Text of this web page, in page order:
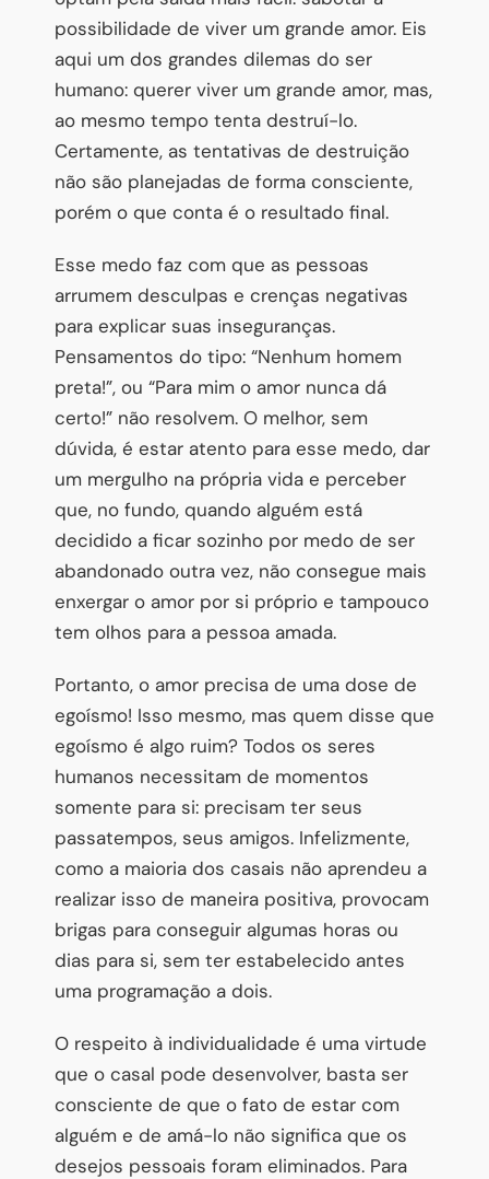
possibilidade de viver um grande amor. Eis
aqui um dos grandes dilemas do ser
humano: querer viver um grande amor, mas,
ao mesmo tempo tenta destruí-lo.
Certamente, as tentativas de destruição
não são planejadas de forma consciente,
porém o que conta é o resultado final.
Esse medo faz com que as pessoas
arrumem desculpas e crenças negativas
para explicar suas inseguranças.
Pensamentos do tipo: “Nenhum homem
preta!”, ou “Para mim o amor nunca dá
certo!” não resolvem. O melhor, sem
dúvida, é estar atento para esse medo, dar
um mergulho na própria vida e perceber
que, no fundo, quando alguém está
decidido a ficar sozinho por medo de ser
abandonado outra vez, não consegue mais
enxergar o amor por si próprio e tampouco
tem olhos para a pessoa amada.
Portanto, o amor precisa de uma dose de
egoísmo! Isso mesmo, mas quem disse que
egoísmo é algo ruim? Todos os seres
humanos necessitam de momentos
somente para si: precisam ter seus
passatempos, seus amigos. Infelizmente,
como a maioria dos casais não aprendeu a
realizar isso de maneira positiva, provocam
brigas para conseguir algumas horas ou
dias para si, sem ter estabelecido antes
uma programação a dois.
O respeito à individualidade é uma virtude
que o casal pode desenvolver, basta ser
consciente de que o fato de estar com
alguém e de amá-lo não significa que os
desejos pessoais foram eliminados. Para